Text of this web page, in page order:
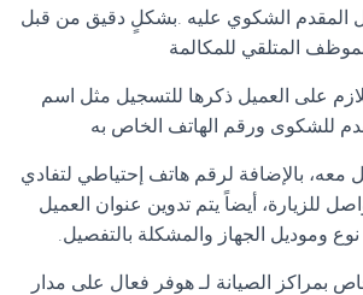
المقدم الشكوي عليه .بشكلٍ دقيق من قبل
المتلقي للمكالمة
على العميل ذكرها للتسجيل مثل اسم
للشكوى ورقم الهاتف الخاص به
معه، بالإضافة لرقم هاتف إحتياطي لتفادي
للزيارة، أيضاً يتم تدوين عنوان العميل
وموديل الجهاز والمشكلة بالتفصيل.
بمراكز الصيانة لـ هوفر فعال على مدار